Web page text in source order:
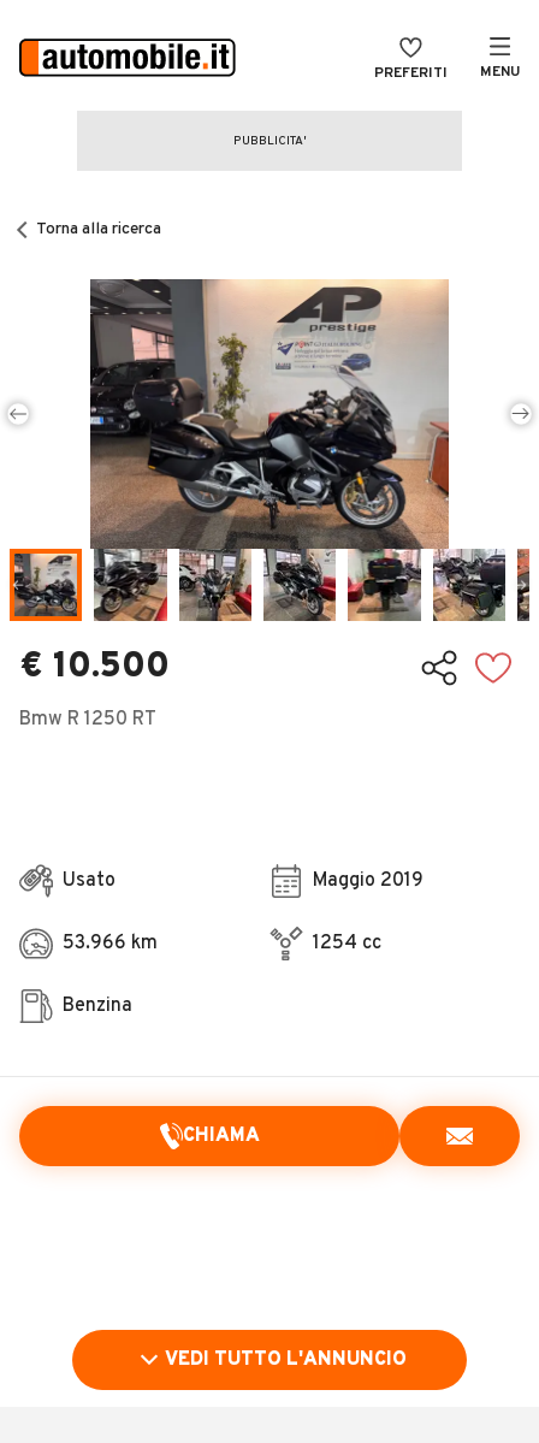
PREFERITI MENU
CERCA
Auto Nuove
Noleggio a lungo termine
Auto d'epoca
Moto
Camper
Veicoli Commerciali
Concessionari
Torna alla ricerca
€ 10.500
Bmw R 1250 RT
Usato Maggio 2019
53.966 km 1254 cc
Benzina
CHIAMA
VEDI TUTTO L'ANNUNCIO